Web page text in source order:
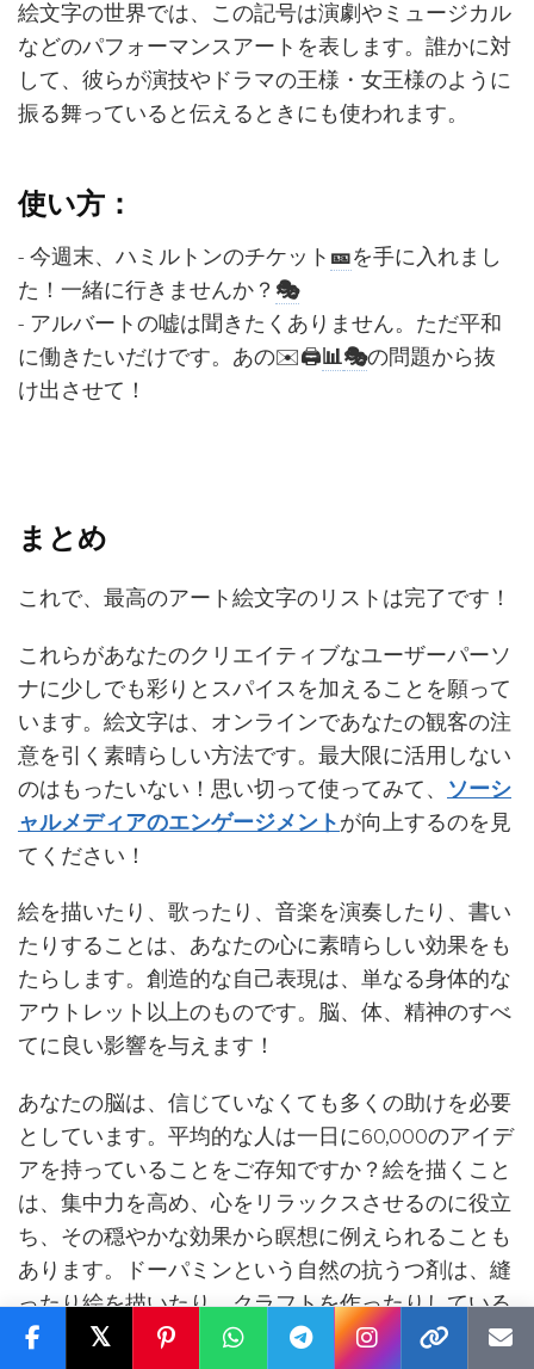
絵文字の世界では、この記号は演劇やミュージカル
などのパフォーマンスアートを表します。誰かに対
して、彼らが演技やドラマの王様・女王様のように
振る舞っていると伝えるときにも使われます。
使い方：
- 今週末、ハミルトンのチケット 🎫を手に入れまし
た！一緒に行きませんか？ 🎭
- アルバートの嘘は聞きたくありません。ただ平和
に働きたいだけです。あの✉️🖨📊🎭の問題から抜
け出させて！
まとめ
これで、最高のアート絵文字のリストは完了です！
これらがあなたのクリエイティブなユーザーパーソ
ナに少しでも彩りとスパイスを加えることを願って
います。絵文字は、オンラインであなたの観客の注
意を引く素晴らしい方法です。最大限に活用しない
のはもったいない！思い切って使ってみて、 ソーシ
ャルメディアのエンゲージメントが向上するのを見
てください！
絵を描いたり、歌ったり、音楽を演奏したり、書い
たりすることは、あなたの心に素晴らしい効果をも
たらします。創造的な自己表現は、単なる身体的な
アウトレット以上のものです。脳、体、精神のすべ
てに良い影響を与えます！
あなたの脳は、信じていなくても多くの助けを必要
としています。平均的な人は一日に60,000のアイデ
アを持っていることをご存知ですか？絵を描くこと
は、集中力を高め、心をリラックスさせるのに役立
ち、その穏やかな効果から瞑想に例えられることも
あります。ドーパミンという自然の抗うつ剤は、縫
ったり絵を描いたり、クラフトを作ったりしている
ときでも放出されます。
𝕏